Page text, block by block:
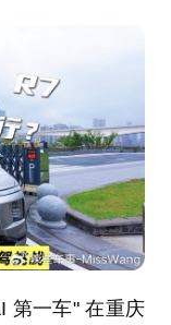
第一车" 在重庆